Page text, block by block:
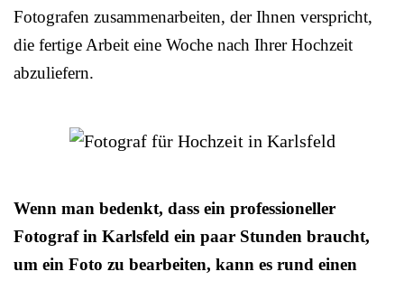
Fotografen zusammenarbeiten, der Ihnen verspricht,
die fertige Arbeit eine Woche nach Ihrer Hochzeit
abzuliefern.
Wenn man bedenkt, dass ein professioneller
Fotograf in Karlsfeld ein paar Stunden braucht,
um ein Foto zu bearbeiten, kann es rund einen